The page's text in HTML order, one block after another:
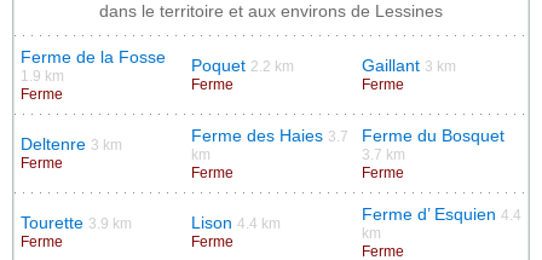
dans le territoire et aux environs de Lessines
Ferme de la Fosse
1.9 km
Ferme
Poquet 2.2 km
Ferme
Gaillant 3 km
Ferme
Deltenre 3 km
Ferme
Ferme des Haies 3.7
km
Ferme
Ferme du Bosquet
3.7 km
Ferme
Tourette 3.9 km
Ferme
Lison 4.4 km
Ferme
Ferme d’ Esquien 4.4
km
Ferme